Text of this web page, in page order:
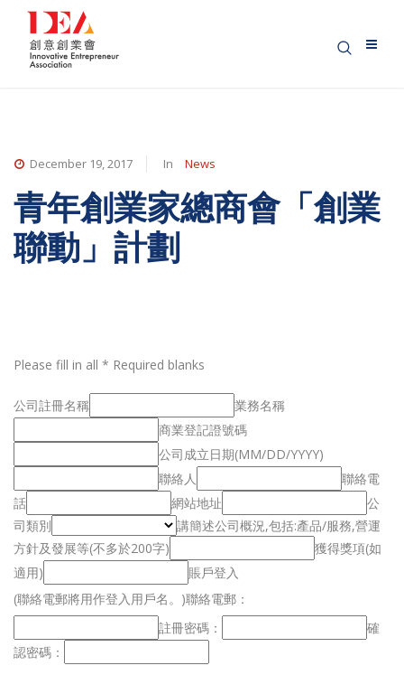
December 19, 2017 In News
青年創業家總商會「創業
聯動」計劃
Please fill in all * Required blanks
公司註冊名稱
業務名稱
商業登記證號碼
公司成立日期(MM/DD/YYYY)
聯絡人
聯絡電
話
網站地址
公
司類別
講簡述公司概況,包括:產品/服務,營運
方針及發展等(不多於200字)
獲得獎項(如
適用)
賬戶登入
(聯絡電郵將用作登入用戶名。)聯絡電郵：
註冊密碼：
確
認密碼：